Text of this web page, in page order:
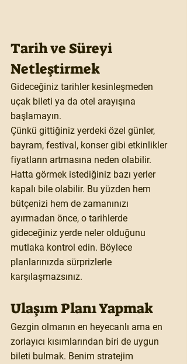
Tarih ve Süreyi
Netleştirmek
Gideceğiniz tarihler kesinleşmeden
uçak bileti ya da otel arayışına
başlamayın.
Çünkü gittiğiniz yerdeki özel günler,
bayram, festival, konser gibi etkinlikler
fiyatların artmasına neden olabilir.
Hatta görmek istediğiniz bazı yerler
kapalı bile olabilir. Bu yüzden hem
bütçenizi hem de zamanınızı
ayırmadan önce, o tarihlerde
gideceğiniz yerde neler olduğunu
mutlaka kontrol edin. Böylece
planlarınızda sürprizlerle
karşılaşmazsınız.
Ulaşım Planı Yapmak
Gezgin olmanın en heyecanlı ama en
zorlayıcı kısımlarından biri de uygun
bileti bulmak. Benim stratejim